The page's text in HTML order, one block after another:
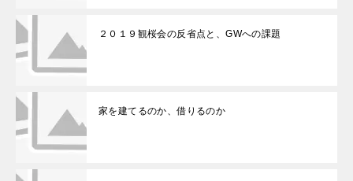
２０１９観桜会の反省点と、GWへの課題
家を建てるのか、借りるのか